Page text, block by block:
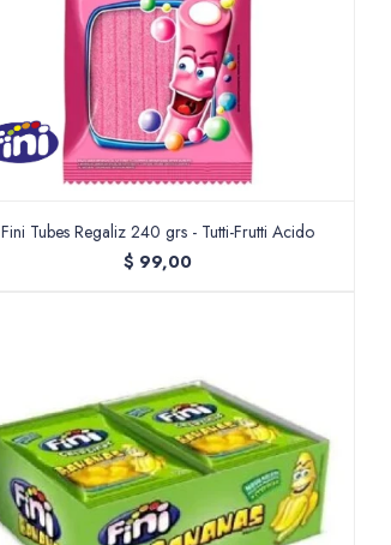
Fini Tubes Regaliz 240 grs - Tutti-Frutti Acido
$ 99,00